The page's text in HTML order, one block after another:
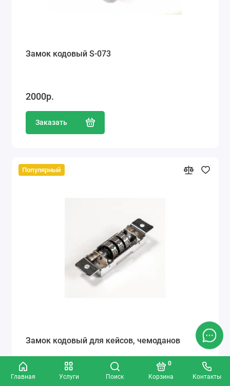
Главная Услуги Поиск Корзина
0
Контакты
Замок кодовый S-073
2000р.
Заказать
Популярный
Замок кодовый для кейсов, чемоданов